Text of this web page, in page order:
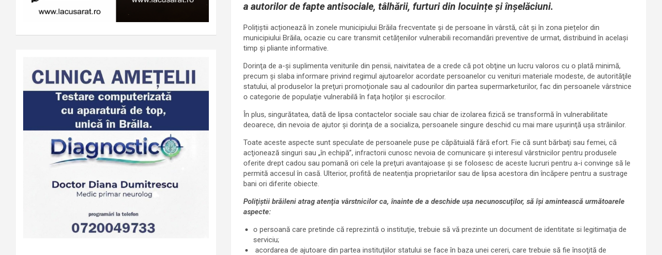
a autorilor de fapte antisociale, tâlhării, furturi din locuințe și înșelăciuni.
Polițiștii acționează în zonele municipiului Brăila frecventate și de persoane în vârstă, cât și în zona piețelor din
municipiului Brăila, ocazie cu care transmit cetățenilor vulnerabili recomandări preventive de urmat, distribuind în același
timp și pliante informative.
Dorinţa de a-şi suplimenta veniturile din pensii, naivitatea de a crede că pot obţine un lucru valoros cu o plată minimă,
precum şi slaba informare privind regimul ajutoarelor acordate persoanelor cu venituri materiale modeste, de autorităţile
statului, al produselor la preţuri promoţionale sau al cadourilor din partea supermarketurilor, fac din persoanele vârstnice
o categorie de populaţie vulnerabilă în faţa hoţilor şi escrocilor.
În plus, singurătatea, dată de lipsa contactelor sociale sau chiar de izolarea fizică se transformă în vulnerabilitate
deoarece, din nevoia de ajutor şi dorinţa de a socializa, persoanele singure deschid cu mai mare uşurinţă uşa străinilor.
Toate aceste aspecte sunt speculate de persoanele puse pe căpătuială fără efort. Fie că sunt bărbaţi sau femei, că
acţionează singuri sau „în echipă”, infractorii cunosc nevoia de comunicare şi interesul vârstnicilor pentru produsele
oferite drept cadou sau pomană ori cele la preţuri avantajoase şi se folosesc de aceste lucruri pentru a-i convinge să le
permită accesul în casă. Ulterior, profită de neatenţia proprietarilor sau de lipsa acestora din încăpere pentru a sustrage
bani ori diferite obiecte.
Poliţiştii brăileni atrag atenţia vârstnicilor ca, înainte de a deschide uşa necunoscuţilor, să îşi amintească următoarele
aspecte:
o persoană care pretinde că reprezintă o instituţie, trebuie să vă prezinte un document de identitate si legitimaţia de
serviciu;
acordarea de ajutoare din partea instituţiilor statului se face în baza unei cereri, care trebuie să fie însoţită de